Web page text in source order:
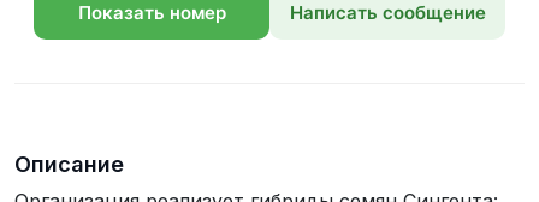
Показать номер Написать сообщение
Описание